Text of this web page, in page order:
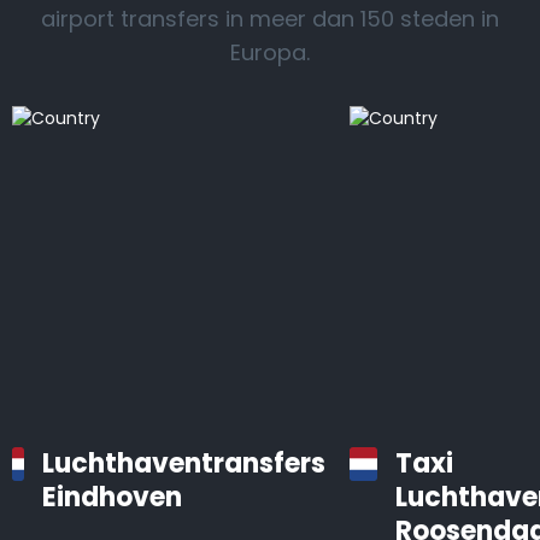
airport transfers in meer dan 150 steden in
Europa.
Luchthaventransfers
Eindhoven
Taxi